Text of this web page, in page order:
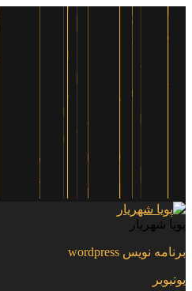
پویا شهریار
برنامه نویس wordpress
یوتیوبر